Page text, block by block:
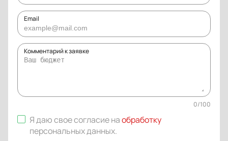
Email
Комментарий к заявке
0/100
Я даю свое согласие наобработку
персональных данных.